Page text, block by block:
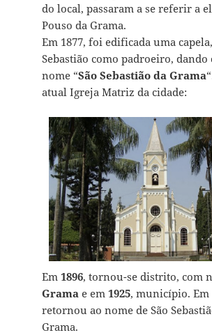
do local, passaram a se referir a
Pouso da Grama.
Em 1877, foi edificada uma
Sebastião como padroeiro, dando
nome “São Sebastião da Grama
atual Igreja Matriz da cidade:
Em 1896, tornou-se distrito, com
Grama e em 1925, município. Em
retornou ao nome de São
Grama.